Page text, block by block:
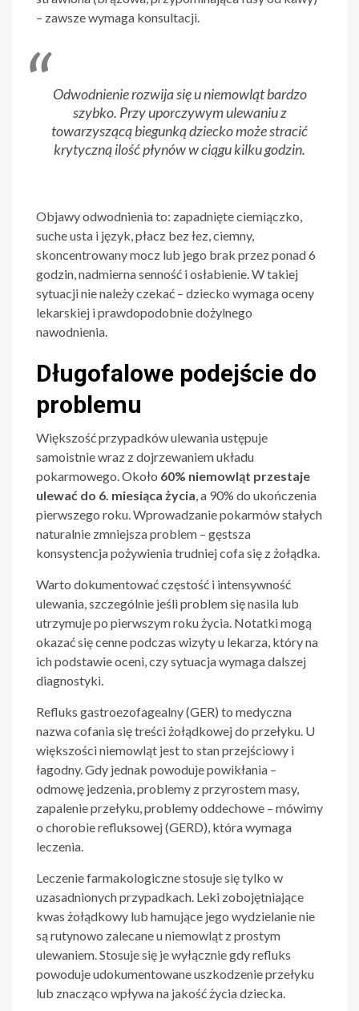
– zawsze wymaga konsultacji.
Odwodnienie rozwija się u niemowląt bardzo
szybko. Przy uporczywym ulewaniu z
towarzyszącą biegunką dziecko może stracić
krytyczną ilość płynów w ciągu kilku godzin.
Objawy odwodnienia to: zapadnięte ciemiączko,
suche usta i język, płacz bez łez, ciemny,
skoncentrowany mocz lub jego brak przez ponad 6
godzin, nadmierna senność i osłabienie. W takiej
sytuacji nie należy czekać – dziecko wymaga oceny
lekarskiej i prawdopodobnie dożylnego
nawodnienia.
Długofalowe podejście do
problemu
Większość przypadków ulewania ustępuje
samoistnie wraz z dojrzewaniem układu
pokarmowego. Około 60% niemowląt przestaje
ulewać do 6. miesiąca życia , a 90% do ukończenia
pierwszego roku. Wprowadzanie pokarmów stałych
naturalnie zmniejsza problem – gęstsza
konsystencja pożywienia trudniej cofa się z żołądka.
Warto dokumentować częstość i intensywność
ulewania, szczególnie jeśli problem się nasila lub
utrzymuje po pierwszym roku życia. Notatki mogą
okazać się cenne podczas wizyty u lekarza, który na
ich podstawie oceni, czy sytuacja wymaga dalszej
diagnostyki.
Refluks gastroezofagealny (GER) to medyczna
nazwa cofania się treści żołądkowej do przełyku. U
większości niemowląt jest to stan przejściowy i
łagodny. Gdy jednak powoduje powikłania –
odmowę jedzenia, problemy z przyrostem masy,
zapalenie przełyku, problemy oddechowe – mówimy
o chorobie refluksowej (GERD), która wymaga
leczenia.
Leczenie farmakologiczne stosuje się tylko w
uzasadnionych przypadkach. Leki zobojętniające
kwas żołądkowy lub hamujące jego wydzielanie nie
są rutynowo zalecane u niemowląt z prostym
ulewaniem. Stosuje się je wyłącznie gdy refluks
powoduje udokumentowane uszkodzenie przełyku
lub znacząco wpływa na jakość życia dziecka.